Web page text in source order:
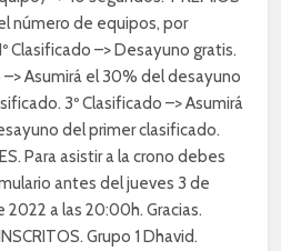
número de equipos, por
Clasificado –> Desayuno gratis.
–> Asumirá el 30% del desayuno
3º Clasificado –> Asumirá
del primer clasificado.
Para asistir a la crono debes
antes del jueves 3 de
a las 20:00h. Gracias.
Grupo 1 Dhavid.